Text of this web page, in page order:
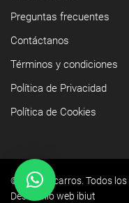
Preguntas frecuentes
Contáctanos
Términos y condiciones
Política de Privacidad
Política de Cookies
©2026 Yacarros. Todos los
Desarrollo web ibiut